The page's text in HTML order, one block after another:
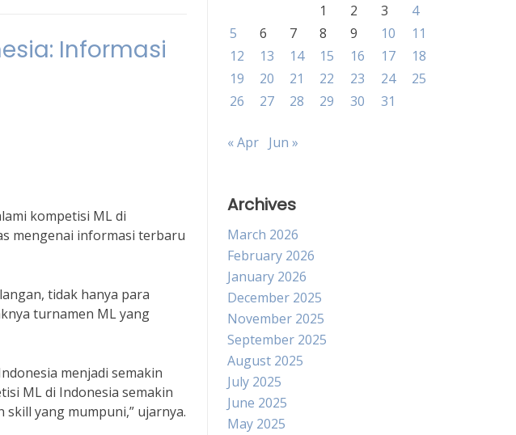
Informasi
kompetisi ML di
mengenai informasi terbaru
tidak hanya para
turnamen ML yang
menjadi semakin
ML di Indonesia semakin
yang mumpuni,” ujarnya.
1
2 3
4
5
6 7 8 9 10
11
12
13 14 15 16 17
18
19
20 21 22 23 24
25
26
27 28 29 30 31
« Apr Jun »
Archives
March 2026
February 2026
January 2026
December 2025
November 2025
September 2025
August 2025
July 2025
June 2025
May 2025